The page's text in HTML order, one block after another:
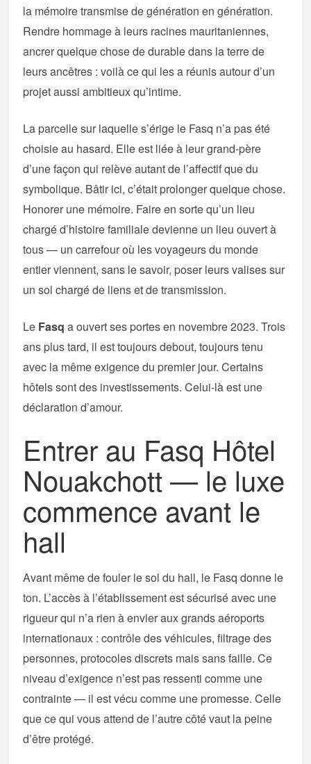
la mémoire transmise de génération en génération.
Rendre hommage à leurs racines mauritaniennes,
ancrer quelque chose de durable dans la terre de
leurs ancêtres : voilà ce qui les a réunis autour d’un
projet aussi ambitieux qu’intime.
La parcelle sur laquelle s’érige le Fasq n’a pas été
choisie au hasard. Elle est liée à leur grand-père
d’une façon qui relève autant de l’affectif que du
symbolique. Bâtir ici, c’était prolonger quelque chose.
Honorer une mémoire. Faire en sorte qu’un lieu
chargé d’histoire familiale devienne un lieu ouvert à
tous — un carrefour où les voyageurs du monde
entier viennent, sans le savoir, poser leurs valises sur
un sol chargé de liens et de transmission.
Le Fasq a ouvert ses portes en novembre 2023. Trois
ans plus tard, il est toujours debout, toujours tenu
avec la même exigence du premier jour. Certains
hôtels sont des investissements. Celui-là est une
déclaration d’amour.
Entrer au Fasq Hôtel
Nouakchott — le luxe
commence avant le
hall
Avant même de fouler le sol du hall, le Fasq donne le
ton. L’accès à l’établissement est sécurisé avec une
rigueur qui n’a rien à envier aux grands aéroports
internationaux : contrôle des véhicules, filtrage des
personnes, protocoles discrets mais sans faille. Ce
niveau d’exigence n’est pas ressenti comme une
contrainte — il est vécu comme une promesse. Celle
que ce qui vous attend de l’autre côté vaut la peine
d’être protégé.